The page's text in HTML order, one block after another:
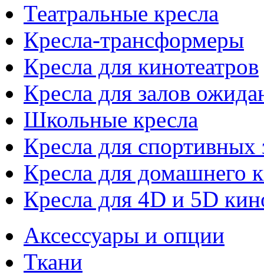
Театральные кресла
Кресла-трансформеры
Кресла для кинотеатров
Кресла для залов
Школьные кресла
Кресла для спортивных
Кресла для домашнего
Кресла для 4D и 5D
Аксессуары и опции
Ткани